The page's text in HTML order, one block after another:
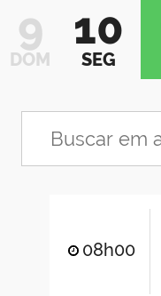
9
DOM
10
SEG
08h00